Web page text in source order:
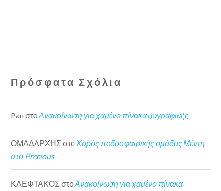
Πρόσφατα Σχόλια
Pan στοΑνακοίνωση για χαμένο πίνακα ζωγραφικής
ΟΜΑΔΑΡΧΗΣ στο Χορός ποδοσφαιρικής ομάδας Μέντη
στο Precious
ΚΛΕΦΤΑΚΟΣ στοΑνακοίνωση για χαμένο πίνακα